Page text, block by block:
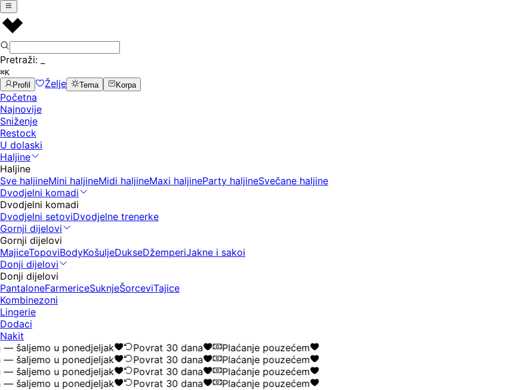
Pretraži:
⌘K
Profil
Želje Tema Korpa
Početna
Najnovije
Sniženje
Restock
U dolaski
Haljine
Haljine
Sve haljineMini haljineMidi haljineMaxi haljineParty haljineSvečane haljine
Dvodjelni komadi
Dvodjelni komadi
Dvodjelni setoviDvodjelne trenerke
Gornji dijelovi
Gornji dijelovi
MajiceTopoviBodyKošuljeDukseDžemperiJakne i sakoi
Donji dijelovi
Donji dijelovi
PantaloneFarmericeSuknjeŠorceviTajice
Kombinezoni
Lingerie
Dodaci
Nakit
u ponedjeljak
Povrat 30 dana
Plaćanje pouzećem
u ponedjeljak
Povrat 30 dana
Plaćanje pouzećem
u ponedjeljak
Povrat 30 dana
Plaćanje pouzećem
u ponedjeljak
Povrat 30 dana
Plaćanje pouzećem